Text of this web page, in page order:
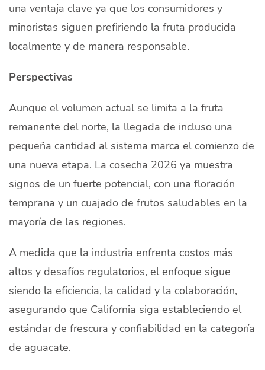
una ventaja clave ya que los consumidores y
minoristas siguen prefiriendo la fruta producida
localmente y de manera responsable.
Perspectivas
Aunque el volumen actual se limita a la fruta
remanente del norte, la llegada de incluso una
pequeña cantidad al sistema marca el comienzo de
una nueva etapa. La cosecha 2026 ya muestra
signos de un fuerte potencial, con una floración
temprana y un cuajado de frutos saludables en la
mayoría de las regiones.
A medida que la industria enfrenta costos más
altos y desafíos regulatorios, el enfoque sigue
siendo la eficiencia, la calidad y la colaboración,
asegurando que California siga estableciendo el
estándar de frescura y confiabilidad en la categoría
de aguacate.